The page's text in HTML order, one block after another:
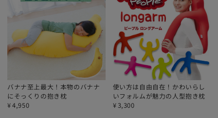
バナナ至上最大！本物のバナナ
にそっくりの抱き枕
¥4,950
使い方は自由自在！かわいらし
いフォルムが魅力の人型抱き枕
¥3,300